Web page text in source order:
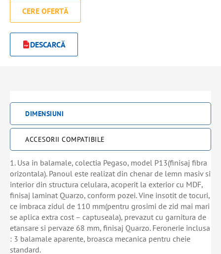
CERE OFERTĂ
DESCARCĂ
DIMENSIUNI
ACCESORII COMPATIBILE
1. Usa in balamale, colectia Pegaso, model P13(finisaj fibra
orizontala). Panoul este realizat din chenar de lemn masiv si
interior din structura celulara, acoperit la exterior cu MDF,
finisaj laminat Quarzo, conform pozei. Vine insotit de tocuri,
ce imbraca zidul de 110 mm(pentru grosimi de zid mai mari
se aplica extra cost – captuseala), prevazut cu garnitura de
etansare si pervaze 68 mm, finisaj Quarzo. Feronerie inclusa
: 3 balamale aparente, broasca mecanica pentru cheie
standard.